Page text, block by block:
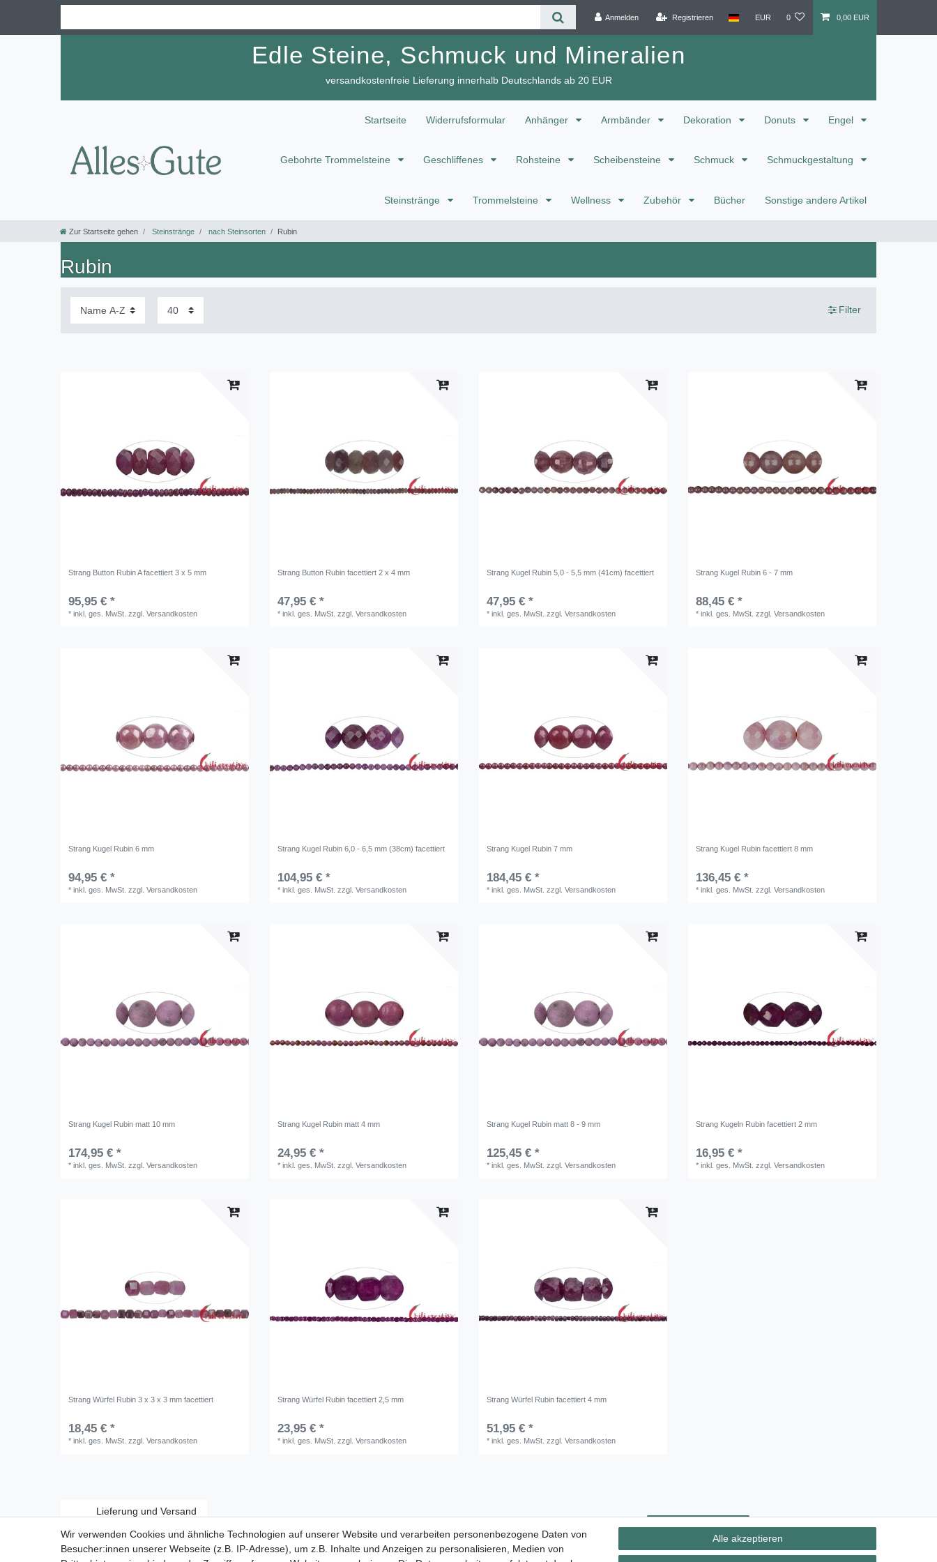
Anmelden Registrieren EUR 0 0,00 EUR
Edle Steine, Schmuck und Mineralien
versandkostenfreie Lieferung innerhalb Deutschlands ab 20 EUR
Startseite Widerrufsformular Anhänger Armbänder Dekoration Donuts Engel
Gebohrte Trommelsteine Geschliffenes Rohsteine Scheibensteine Schmuck Schmuckgestaltung
Steinstränge Trommelsteine Wellness Zubehör Bücher Sonstige andere Artikel
Zur Startseite gehen Steinstränge nach Steinsorten Rubin
Rubin
Filter
Strang Button Rubin A facettiert 3 x 5 mm
95,95 € *
*inkl. ges. MwSt. zzgl.Versandkosten
Strang Button Rubin facettiert 2 x 4 mm
47,95 € *
*inkl. ges. MwSt. zzgl.Versandkosten
Strang Kugel Rubin 5,0 - 5,5 mm (41cm) facettiert
47,95 € *
*inkl. ges. MwSt. zzgl.Versandkosten
Strang Kugel Rubin 6 - 7 mm
88,45 € *
*inkl. ges. MwSt. zzgl.Versandkosten
Strang Kugel Rubin 6 mm
94,95 € *
*inkl. ges. MwSt. zzgl.Versandkosten
Strang Kugel Rubin 6,0 - 6,5 mm (38cm) facettiert
104,95 € *
*inkl. ges. MwSt. zzgl.Versandkosten
Strang Kugel Rubin 7 mm
184,45 € *
*inkl. ges. MwSt. zzgl.Versandkosten
Strang Kugel Rubin facettiert 8 mm
136,45 € *
*inkl. ges. MwSt. zzgl.Versandkosten
Strang Kugel Rubin matt 10 mm
174,95 € *
*inkl. ges. MwSt. zzgl.Versandkosten
Strang Kugel Rubin matt 4 mm
24,95 € *
*inkl. ges. MwSt. zzgl.Versandkosten
Strang Kugel Rubin matt 8 - 9 mm
125,45 € *
*inkl. ges. MwSt. zzgl.Versandkosten
Strang Kugeln Rubin facettiert 2 mm
16,95 € *
*inkl. ges. MwSt. zzgl.Versandkosten
Strang Würfel Rubin 3 x 3 x 3 mm facettiert
18,45 € *
*inkl. ges. MwSt. zzgl.Versandkosten
Strang Würfel Rubin facettiert 2,5 mm
23,95 € *
*inkl. ges. MwSt. zzgl.Versandkosten
Strang Würfel Rubin facettiert 4 mm
51,95 € *
*inkl. ges. MwSt. zzgl.Versandkosten
Lieferung und Versand
Widerrufs­recht Vertrag widerrufen Kontakt
Wir verwenden Cookies und ähnliche Technologien auf unserer Website und verarbeiten personenbezogene Daten von
Besucher:innen unserer Webseite (z.B. IP-Adresse), um z.B. Inhalte und Anzeigen zu personalisieren, Medien von
Alle akzeptieren